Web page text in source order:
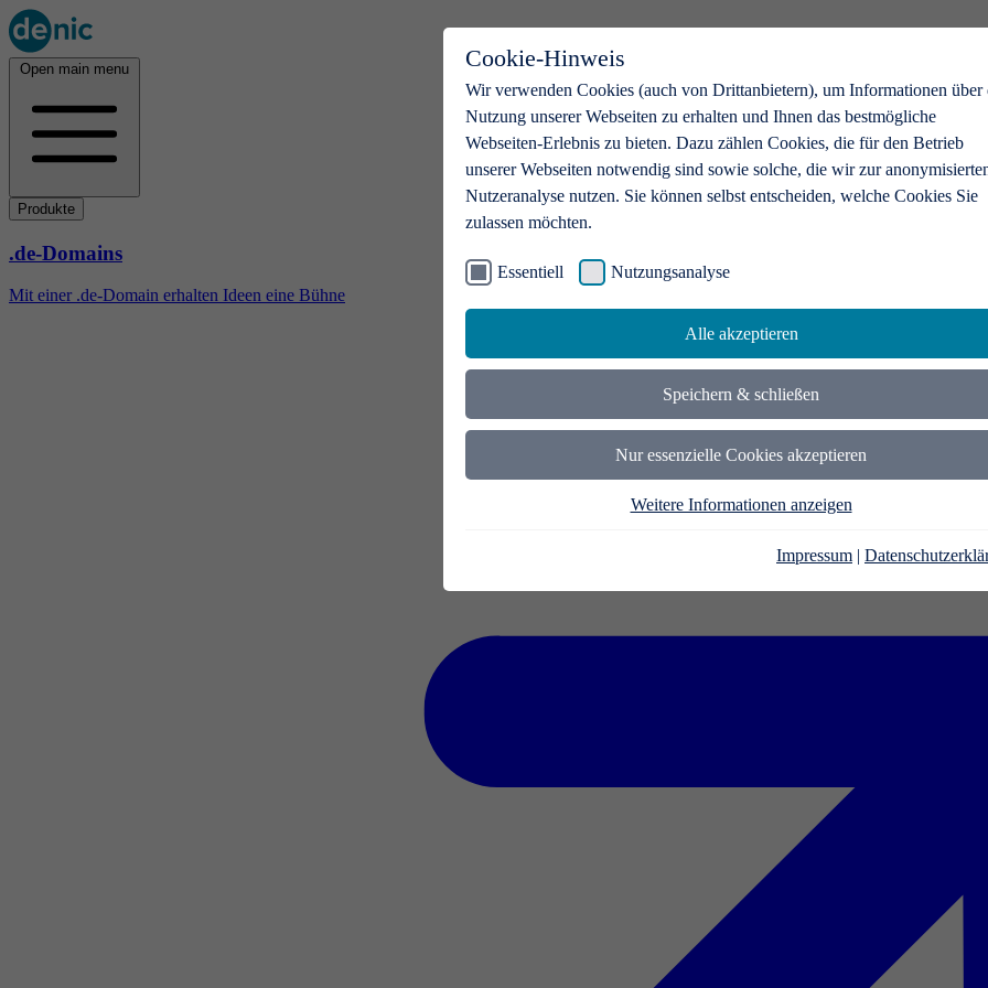
Cookie-Hinweis
Wir verwenden Cookies (auch von Drittanbietern), um Informationen über
Nutzung unserer Webseiten zu erhalten und Ihnen das bestmögliche
Webseiten-Erlebnis zu bieten. Dazu zählen Cookies, die für den Betrieb
unserer Webseiten notwendig sind sowie solche, die wir zur
Nutzeranalyse nutzen. Sie können selbst entscheiden, welche Cookies Sie
zulassen möchten.
Essentiell Nutzungsanalyse
Alle akzeptieren
Speichern & schließen
Nur essenzielle Cookies akzeptieren
Weitere Informationen anzeigen
Impressum |
Open main menu
Produkte
.de-Domains
Mit einer .de-Domain erhalten Ideen eine Bühne